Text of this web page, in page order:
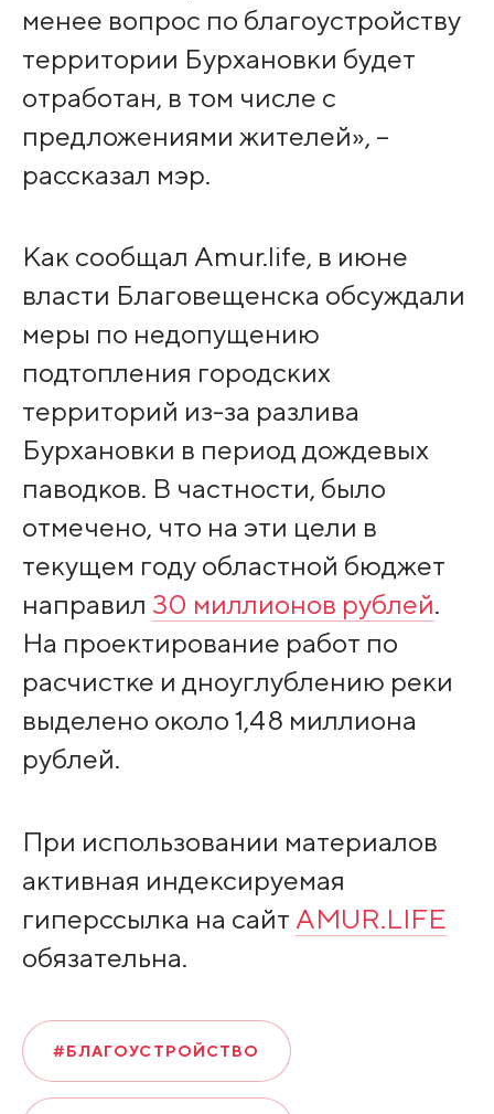
менее вопрос по благоустройству
территории Бурхановки будет
отработан, в том числе с
предложениями жителей», –
рассказал мэр.
Как сообщал Amur.life, в июне
власти Благовещенска обсуждали
меры по недопущению
подтопления городских
территорий из-за разлива
Бурхановки в период дождевых
паводков. В частности, было
отмечено, что на эти цели в
текущем году областной бюджет
направил 30 миллионов рублей.
На проектирование работ по
расчистке и дноуглублению реки
выделено около 1,48 миллиона
рублей.
При использовании материалов
активная индексируемая
гиперссылка на сайт AMUR.LIFE
обязательна.
#БЛАГОУСТРОЙСТВО